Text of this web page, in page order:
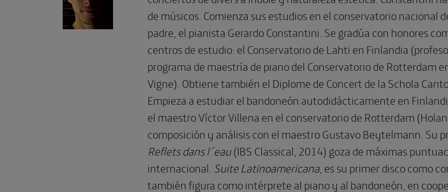
de músicos. Comienza sus estudios en el conservatorio nacional
padre, el pianista Gerardo Constantini. Se gradúa con honores
centros de estudio: el Conservatorio de Lahti en Finlandia
programa de maestría de piano del Conservatorio de Rotterdam
Vigne). Obtiene también el Diplome de Concert de la Schola
Empieza a estudiar el bandoneón autodidácticamente en
el maestro Víctor Villena en el conservatorio de Rotterdam
composición y análisis con el maestro Gustavo Beytelmann. Su
Reflets dans l´eau(IBS Classical, 2014) goza de máximas
internacional. Suite Latinoamericana , es su primer disco como
también figura como intérprete al piano y al bandoneón, en